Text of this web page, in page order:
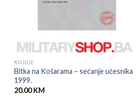
KNJIGE
Bitka na Košarama – sećanje učesnika
1999.
20.00KM